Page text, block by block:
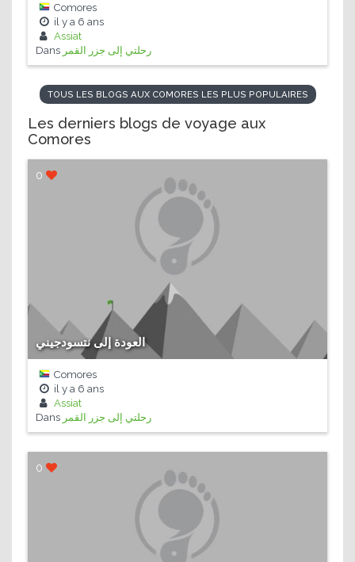
Comores
il y a 6 ans
Assiat
Dans رحلتي إلى جزر القمر
TOUS LES BLOGS AUX COMORES LES PLUS POPULAIRES
Les derniers blogs de voyage aux
Comores
0
العودة إلى نتسودجيني
Comores
il y a 6 ans
Assiat
Dans رحلتي إلى جزر القمر
0